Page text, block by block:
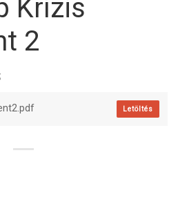
Krízis
2
Letöltés